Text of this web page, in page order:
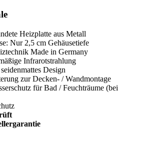
Heizplatte aus Metall
Nur 2,5 cm Gehäusetiefe
Made in Germany
Infrarotstrahlung
Design
zur Decken- / Wandmontage
für Bad / Feuchträume (bei